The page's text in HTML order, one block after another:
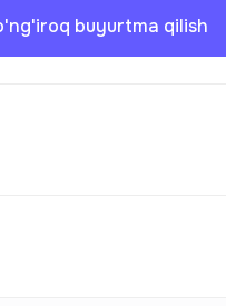
buyurtma qilish